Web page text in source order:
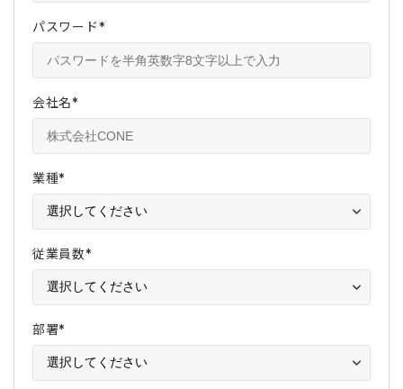
パスワード*
会社名*
業種*
従業員数*
部署*